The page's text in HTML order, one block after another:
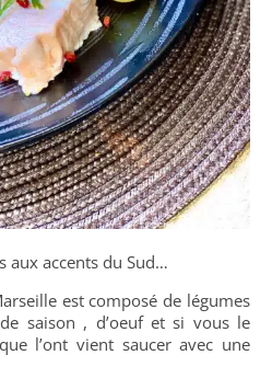
aux accents du Sud…
est composé de légumes
saison , d’oeuf et si vous le
l’ont vient saucer avec une